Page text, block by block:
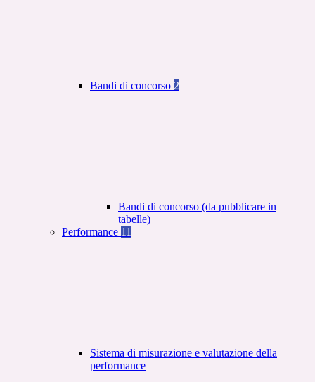
Bandi di concorso 2
Bandi di concorso (da pubblicare in
tabelle)
Performance 11
Sistema di misurazione e valutazione della
performance